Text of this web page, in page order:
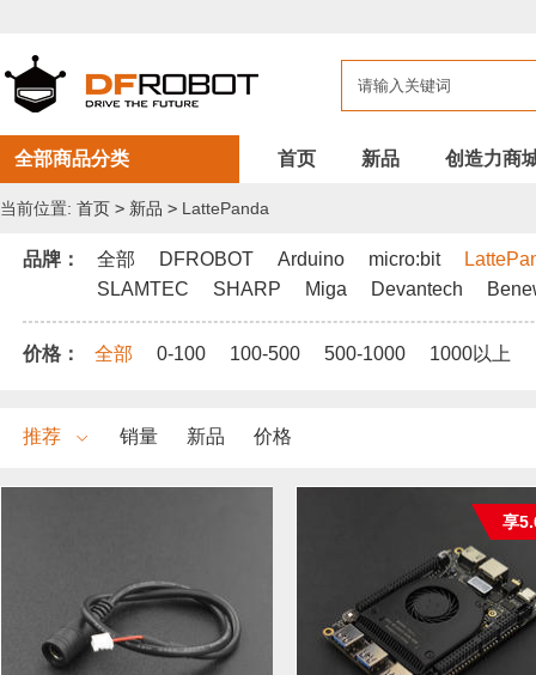
全部商品分类 首页 新品 创造力商
当前位置: 首页 > 新品 > LattePanda
品牌： 全部 DFROBOT Arduino micro:bit
SLAMTEC
SHARP Miga Devantech
价格： 全部 0-100 100-500 500-1000 1000以上
推荐 销量 新品 价格
享